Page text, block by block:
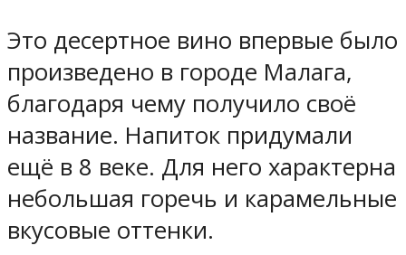
Это десертное вино впервые было
произведено в городе Малага,
благодаря чему получило своё
название. Напиток придумали
ещё в 8 веке. Для него характерна
небольшая горечь и карамельные
вкусовые оттенки.